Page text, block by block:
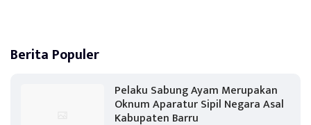
Berita Populer
Pelaku Sabung Ayam Merupakan
Oknum Aparatur Sipil Negara Asal
Kabupaten Barru